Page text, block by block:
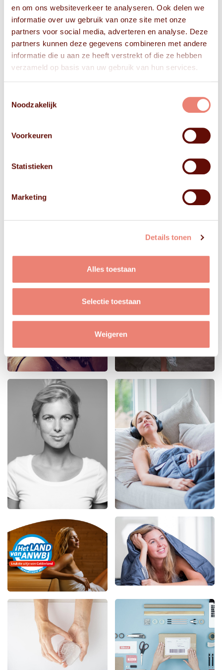
en om ons websiteverkeer te analyseren. Ook delen we
informatie over uw gebruik van onze site met onze
partners voor social media, adverteren en analyse. Deze
partners kunnen deze gegevens combineren met andere
informatie die u aan ze heeft verstrekt of die ze hebben
verzameld op basis van uw gebruik van hun services.
Noodzakelijk
Voorkeuren
Statistieken
Marketing
Details tonen
Alles toestaan
Selectie toestaan
Weigeren